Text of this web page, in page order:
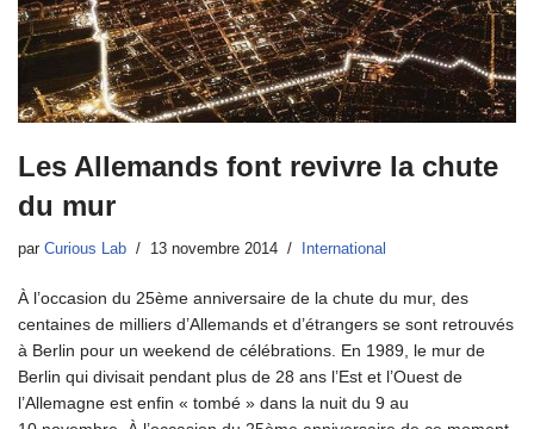
Les Allemands font revivre la chute
du mur
par Curious Lab 13 novembre 2014 International
À l’occasion du 25ème anniversaire de la chute du mur, des
centaines de milliers d’Allemands et d’étrangers se sont retrouvés
à Berlin pour un weekend de célébrations. En 1989, le mur de
Berlin qui divisait pendant plus de 28 ans l’Est et l’Ouest de
l’Allemagne est enfin « tombé » dans la nuit du 9 au